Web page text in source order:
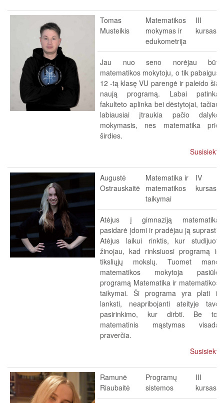
Tomas
Musteikis
Matematikos
mokymas ir
edukometrija
III
kursas
Jau nuo seno norėjau būti
matematikos mokytoju, o tik pabaigus
12 -tą klasę VU parengė ir paleido šią
naują programą. Labai patinka
fakulteto aplinka bei dėstytojai, tačiau
labiausiai įtraukia pačio dalyko
mokymasis, nes matematika prie
širdies.
Susisiekti
Augustė
Ostrauskaitė
Matematika ir
matematikos
taikymai
IV
kursas
Atėjus į gimnaziją matematika
pasidarė įdomi ir pradėjau ją suprasti.
Atėjus laikui rinktis, kur studijuoti
žinojau, kad rinksiuosi programą iš
tiksliųjų mokslų. Tuomet mano
matematikos mokytoja pasiūlė
programą Matematika ir matematikos
taikymai. Ši programa yra plati ir
lanksti, neapribojanti ateityje tavo
pasirinkimo, kur dirbti. Be to,
matematinis mąstymas visada
praverčia.
Susisiekti
Ramunė
Riaubaitė
Programų
sistemos
III
kursas